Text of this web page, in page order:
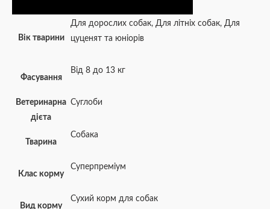
Вік тварини
Для дорослих собак, Для літніх собак, Для
цуценят та юніорів
Фасування
Від 8 до 13 кг
Ветеринарна
дієта
Cуглоби
Тварина
Собака
Клас корму
Суперпреміум
Вид корму
Сухий корм для собак